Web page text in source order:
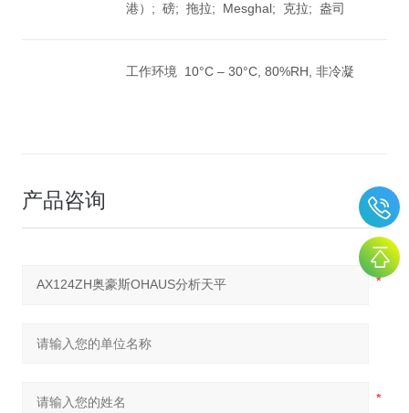
港）; 磅; 拖拉; Mesghal; 克拉; 盎司
工作环境 10°C – 30°C, 80%RH, 非冷凝
产品咨询